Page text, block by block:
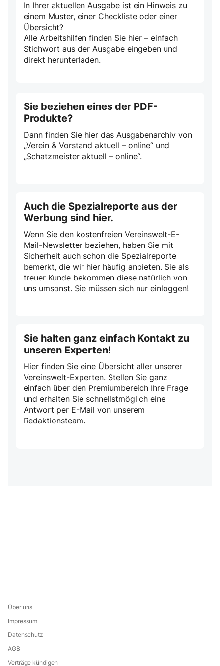
In Ihrer aktuellen Ausgabe ist ein Hinweis zu
einem Muster, einer Checkliste oder einer
Übersicht?
Alle Arbeitshilfen finden Sie hier – einfach
Stichwort aus der Ausgabe eingeben und
direkt herunterladen.
Sie beziehen eines der PDF-
Produkte?
Dann finden Sie hier das Ausgabenarchiv von
„Verein & Vorstand aktuell – online“ und
„Schatzmeister aktuell – online“.
Auch die Spezialreporte aus der
Werbung sind hier.
Wenn Sie den kostenfreien Vereinswelt-E-
Mail-Newsletter beziehen, haben Sie mit
Sicherheit auch schon die Spezialreporte
bemerkt, die wir hier häufig anbieten. Sie als
treuer Kunde bekommen diese natürlich von
uns umsonst. Sie müssen sich nur einloggen!
Sie halten ganz einfach Kontakt zu
unseren Experten!
Hier finden Sie eine Übersicht aller unserer
Vereinswelt-Experten. Stellen Sie ganz
einfach über den Premiumbereich Ihre Frage
und erhalten Sie schnellstmöglich eine
Antwort per E-Mail von unserem
Redaktionsteam.
Über uns
Impressum
Datenschutz
AGB
Verträge kündigen